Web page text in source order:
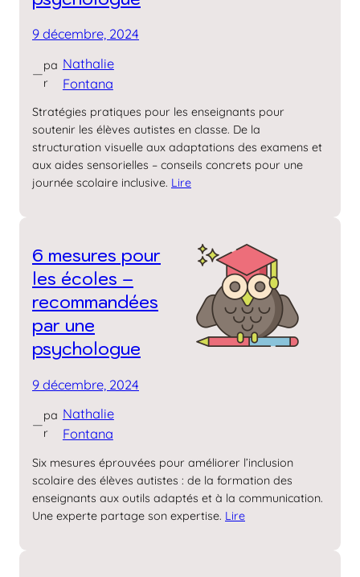
9 décembre, 2024
—
pa
r
Nathalie
Fontana
Stratégies pratiques pour les enseignants pour
soutenir les élèves autistes en classe. De la
structuration visuelle aux adaptations des examens et
aux aides sensorielles – conseils concrets pour une
journée scolaire inclusive. Lire
6 mesures pour
les écoles –
recommandées
par une
psychologue
9 décembre, 2024
—
pa
r
Nathalie
Fontana
Six mesures éprouvées pour améliorer l’inclusion
scolaire des élèves autistes : de la formation des
enseignants aux outils adaptés et à la communication.
Une experte partage son expertise. Lire